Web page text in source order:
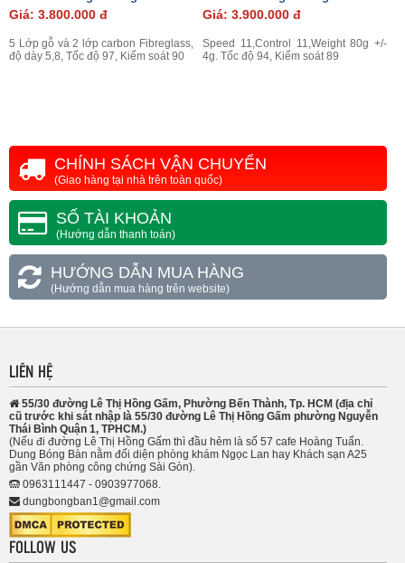
Giá: 3.800.000 đ
5 Lớp gỗ và 2 lớp carbon Fibreglass,
độ dày 5,8, Tốc độ 97, Kiểm soát 90
Giá: 3.900.000 đ
Speed 11,Control 11,Weight 80g +/-
4g. Tốc độ 94, Kiểm soát 89
CHÍNH SÁCH VẬN CHUYỂN
(Giao hàng tại nhà trên toàn quốc)
SỐ TÀI KHOẢN
(Hướng dẫn thanh toán)
HƯỚNG DẪN MUA HÀNG
(Hướng dẫn mua hàng trên website)
LIÊN HỆ
55/30 đường Lê Thị Hồng Gấm, Phường Bến Thành, Tp. HCM (địa chỉ
cũ trước khi sát nhập là 55/30 đường Lê Thị Hồng Gấm phường Nguyễn
Thái Bình Quận 1, TPHCM.)
(Nếu đi đường Lê Thị Hồng Gấm thì đầu hẻm là số 57 cafe Hoàng Tuấn.
Dung Bóng Bàn nằm đối diện phòng khám Ngọc Lan hay Khách sạn A25
gần Văn phòng công chứng Sài Gòn).
0963111447 - 0903977068.
dungbongban1@gmail.com
FOLLOW US